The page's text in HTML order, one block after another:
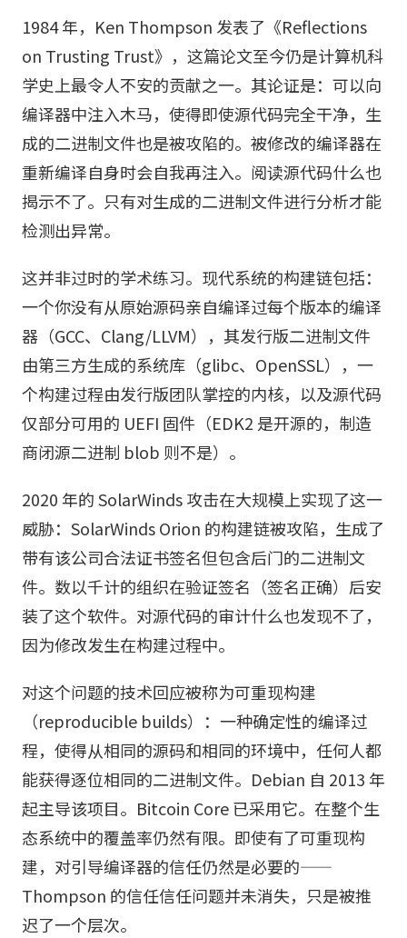
1984 年，Ken Thompson 发表了《Reflections
on Trusting Trust》，这篇论文至今仍是计算机科
学史上最令人不安的贡献之一。其论证是：可以向
编译器中注入木马，使得即使源代码完全干净，生
成的二进制文件也是被攻陷的。被修改的编译器在
重新编译自身时会自我再注入。阅读源代码什么也
揭示不了。只有对生成的二进制文件进行分析才能
检测出异常。
这并非过时的学术练习。现代系统的构建链包括：
一个你没有从原始源码亲自编译过每个版本的编译
器（GCC、Clang/LLVM），其发行版二进制文件
由第三方生成的系统库（glibc、OpenSSL），一
个构建过程由发行版团队掌控的内核，以及源代码
仅部分可用的 UEFI 固件（EDK2 是开源的，制造
商闭源二进制 blob 则不是）。
2020 年的 SolarWinds 攻击在大规模上实现了这一
威胁：SolarWinds Orion 的构建链被攻陷，生成了
带有该公司合法证书签名但包含后门的二进制文
件。数以千计的组织在验证签名（签名正确）后安
装了这个软件。对源代码的审计什么也发现不了，
因为修改发生在构建过程中。
对这个问题的技术回应被称为可重现构建
（reproducible builds）：一种确定性的编译过
程，使得从相同的源码和相同的环境中，任何人都
能获得逐位相同的二进制文件。Debian 自 2013 年
起主导该项目。Bitcoin Core 已采用它。在整个生
态系统中的覆盖率仍然有限。即使有了可重现构
建，对引导编译器的信任仍然是必要的——
Thompson 的信任信任问题并未消失，只是被推
迟了一个层次。